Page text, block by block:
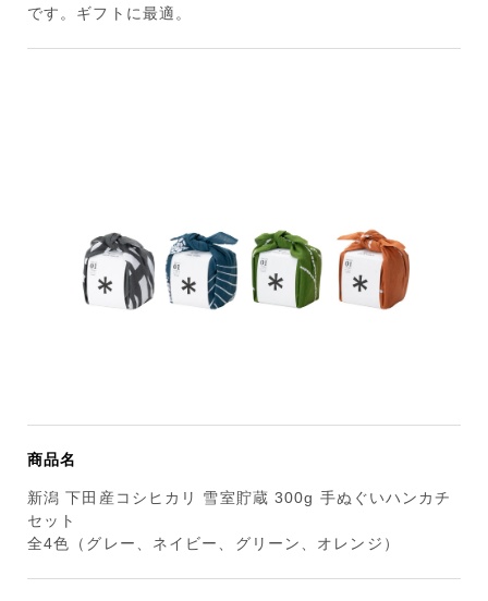
です。ギフトに最適。
商品名
新潟 下田産コシヒカリ 雪室貯蔵 300g 手ぬぐいハンカチ
セット
全4色（グレー、ネイビー、グリーン、オレンジ）